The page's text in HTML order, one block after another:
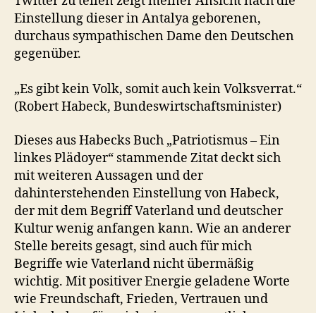
Einstellung dieser in Antalya geborenen,
durchaus sympathischen Dame den Deutschen
gegenüber.
„Es gibt kein Volk, somit auch kein Volksverrat.“
(Robert Habeck, Bundeswirtschaftsminister)
Dieses aus Habecks Buch „Patriotismus – Ein
linkes Plädoyer“ stammende Zitat deckt sich
mit weiteren Aussagen und der
dahinterstehenden Einstellung von Habeck,
der mit dem Begriff Vaterland und deutscher
Kultur wenig anfangen kann. Wie an anderer
Stelle bereits gesagt, sind auch für mich
Begriffe wie Vaterland nicht übermäßig
wichtig. Mit positiver Energie geladene Worte
wie Freundschaft, Frieden, Vertrauen und